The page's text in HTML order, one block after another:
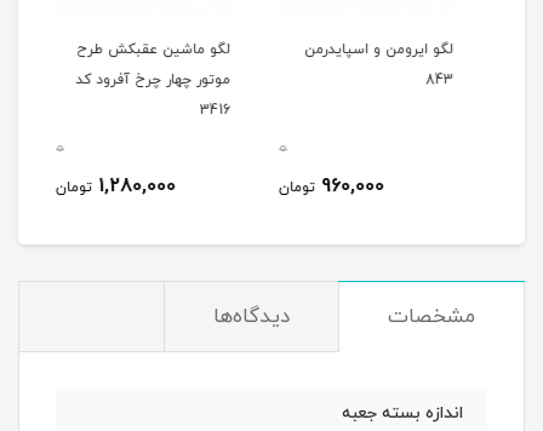
لگو ایرومن و اسپایدرمن
843
960,000 تومان
لگو ماشین عقبکش طرح
موتور چهار چرخ آفرود کد
3416
1,280,000 تومان
مشخصات دیدگاه‌ها
اندازه بسته جعبه